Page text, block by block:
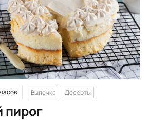
Выпечка Десерты